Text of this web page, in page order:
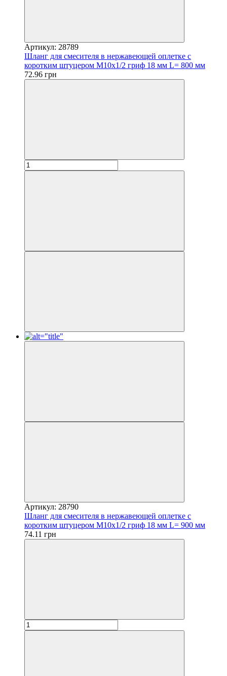
Артикул: 28789
Шланг для смесителя в нержавеющей оплетке с
коротким штуцером М10х1/2 гриф 18 мм L= 800 мм
72.96 грн
Артикул: 28790
Шланг для смесителя в нержавеющей оплетке с
коротким штуцером М10х1/2 гриф 18 мм L= 900 мм
74.11 грн